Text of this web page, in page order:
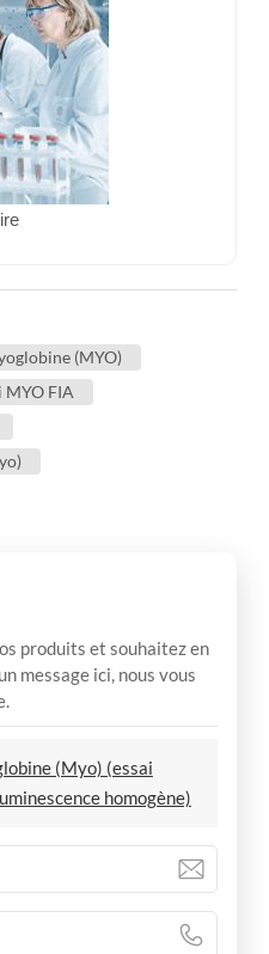
(MYO)
MYO FIA
produits et souhaitez en
message ici, nous vous
(Myo) (essai
homogène)